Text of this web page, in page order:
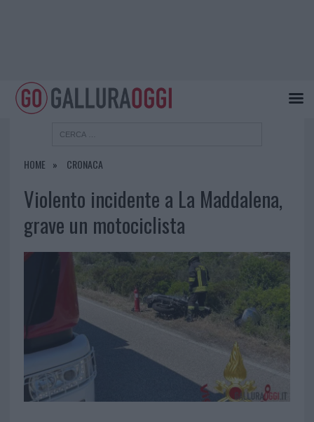
HOME CRONACA
Violento incidente a La Maddalena,
grave un motociclista